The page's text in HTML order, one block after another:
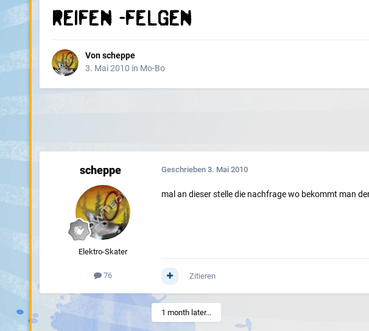
reifen -felgen
Vonscheppe
3. Mai 2010 in Mo-Bo
scheppe
Elektro-Skater
76
Geschrieben 3. Mai 2010
mal an dieser stelle die nachfrage wo bekommt man
Zitieren
1 month later...